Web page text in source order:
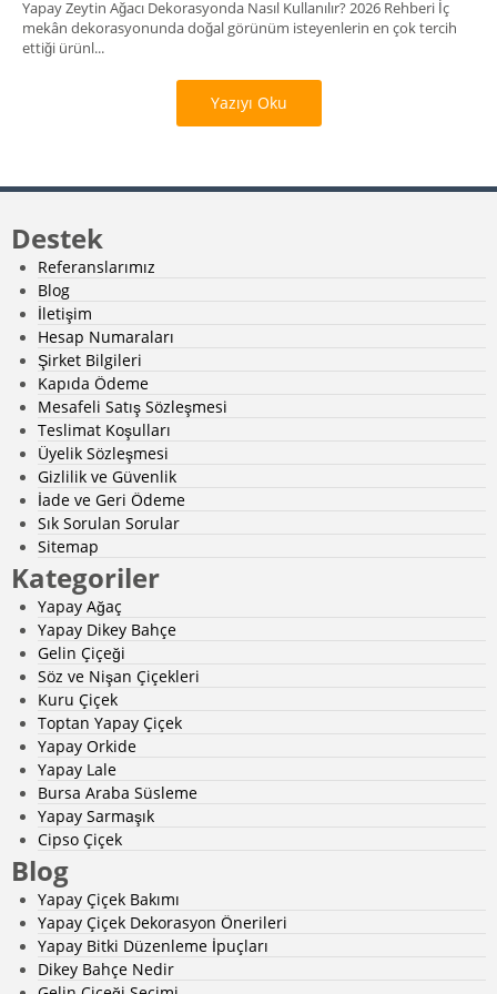
Yapay Zeytin Ağacı Dekorasyonda Nasıl Kullanılır? 2026 Rehberi İç
mekân dekorasyonunda doğal görünüm isteyenlerin en çok tercih
ettiği ürünl...
Yazıyı Oku
Destek
Referanslarımız
Blog
İletişim
Hesap Numaraları
Şirket Bilgileri
Kapıda Ödeme
Mesafeli Satış Sözleşmesi
Teslimat Koşulları
Üyelik Sözleşmesi
Gizlilik ve Güvenlik
İade ve Geri Ödeme
Sık Sorulan Sorular
Sitemap
Kategoriler
Yapay Ağaç
Yapay Dikey Bahçe
Gelin Çiçeği
Söz ve Nişan Çiçekleri
Kuru Çiçek
Toptan Yapay Çiçek
Yapay Orkide
Yapay Lale
Bursa Araba Süsleme
Yapay Sarmaşık
Cipso Çiçek
Blog
Yapay Çiçek Bakımı
Yapay Çiçek Dekorasyon Önerileri
Yapay Bitki Düzenleme İpuçları
Dikey Bahçe Nedir